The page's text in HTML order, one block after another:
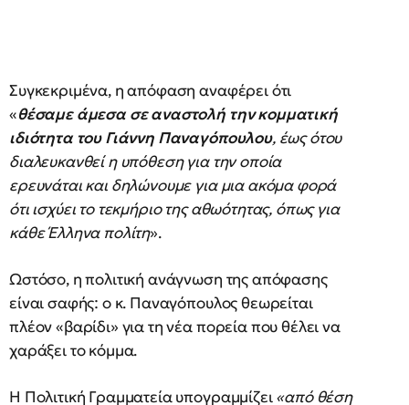
Συγκεκριμένα, η απόφαση αναφέρει ότι
«θέσαμε άμεσα σε αναστολή την κομματική
ιδιότητα του Γιάννη Παναγόπουλου, έως ότου
διαλευκανθεί η υπόθεση για την οποία
ερευνάται και δηλώνουμε για μια ακόμα φορά
ότι ισχύει το τεκμήριο της αθωότητας, όπως για
κάθε Έλληνα πολίτη».
Ωστόσο, η πολιτική ανάγνωση της απόφασης
είναι σαφής: ο κ. Παναγόπουλος θεωρείται
πλέον «βαρίδι» για τη νέα πορεία που θέλει να
χαράξει το κόμμα.
Η Πολιτική Γραμματεία υπογραμμίζει«από θέση